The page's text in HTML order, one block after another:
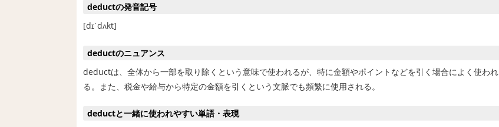
deductの発音記号
[dɪˈdʌkt]
deductのニュアンス
deductは、全体から一部を取り除くという意味で使われるが、特に金額やポイントなどを引く場合によく使われ
る。また、税金や給与から特定の金額を引くという文脈でも頻繁に使用される。
deductと一緒に使われやすい単語・表現